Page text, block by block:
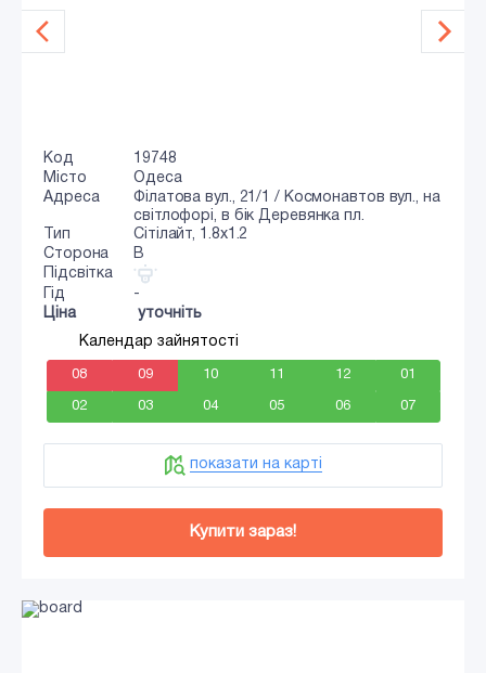
Код
19748
Місто
Одеса
Адреса
Філатова вул., 21/1 / Космонавтов вул., на
світлофорі, в бік Деревянка пл.
Тип
Сiтiлайт, 1.8x1.2
Сторона
B
Підсвітка
Гід
-
Ціна
уточніть
Календар зайнятості
08 09 10 11 12 01
02 03 04 05 06 07
показати на карті
Купити зараз!